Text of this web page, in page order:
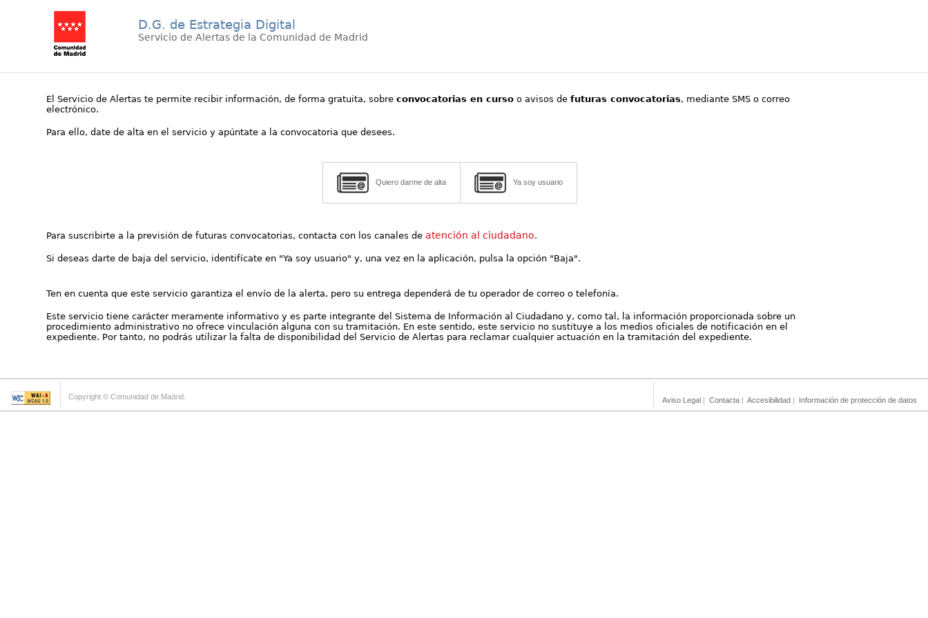
D.G. de Estrategia Digital
Servicio de Alertas de la Comunidad de Madrid
El Servicio de Alertas te permite recibir información, de forma gratuita, sobreconvocatorias en curso o avisos defuturas convocatorias, mediante SMS o correo
electrónico.
Para ello, date de alta en el servicio y apúntate a la convocatoria que desees.
Quiero darme de alta Ya soy usuario
Para suscribirte a la previsión de futuras convocatorias, contacta con los canales deatención al ciudadano.
Si deseas darte de baja del servicio, identifícate en "Ya soy usuario" y, una vez en la aplicación, pulsa la opción "Baja".
Ten en cuenta que este servicio garantiza el envío de la alerta, pero su entrega dependerá de tu operador de correo o telefonía.
Este servicio tiene carácter meramente informativo y es parte integrante del Sistema de Información al Ciudadano y, como tal, la información proporcionada sobre un
procedimiento administrativo no ofrece vinculación alguna con su tramitación. En este sentido, este servicio no sustituye a los medios oficiales de notificación en el
expediente. Por tanto, no podrás utilizar la falta de disponibilidad del Servicio de Alertas para reclamar cualquier actuación en la tramitación del expediente.
Copyright © Comunidad de Madrid. Aviso Legal | Contacta | Accesibilidad | Información de protección de datos